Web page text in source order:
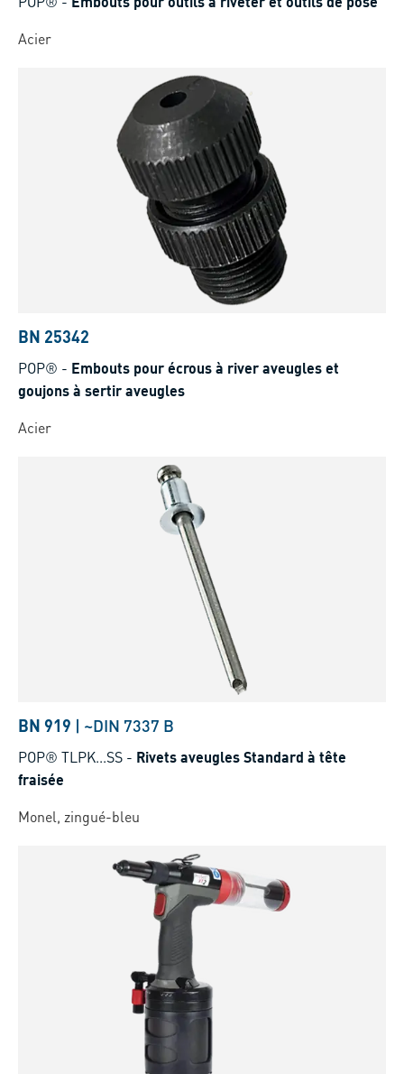
Acier
BN 25342
POP® - Embouts pour écrous à river aveugles et
goujons à sertir aveugles
Acier
BN 919 | ~DIN 7337 B
POP® TLPK...SS - Rivets aveugles Standard à tête
fraisée
Monel, zingué-bleu